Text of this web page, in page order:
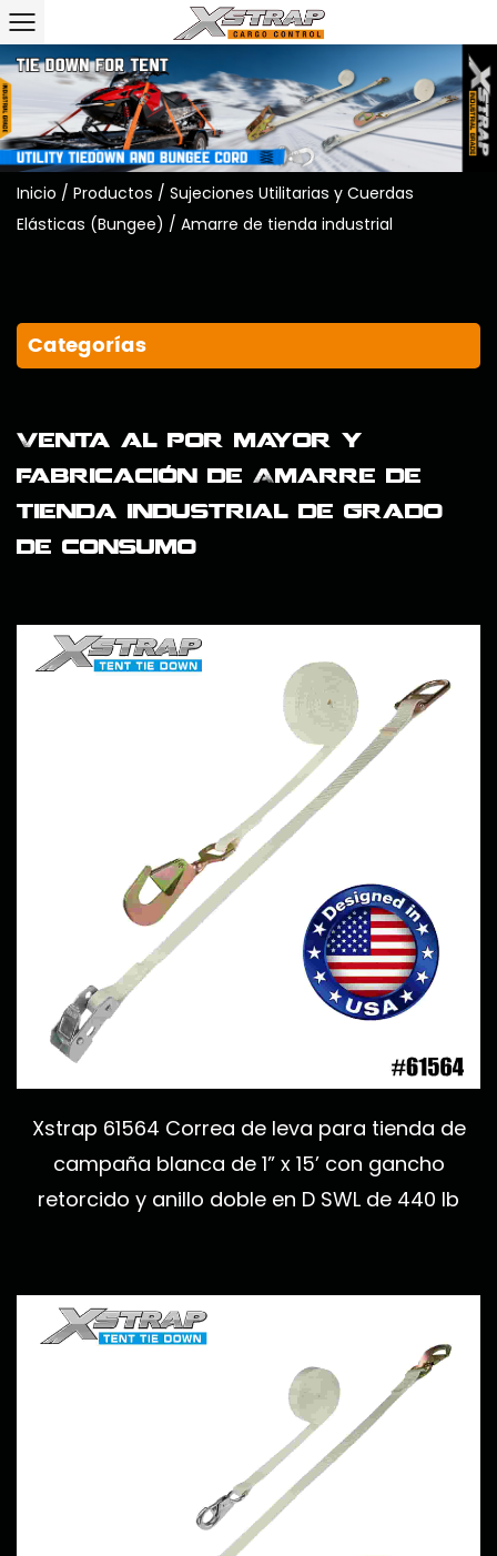
Inicio / Productos / Sujeciones Utilitarias y Cuerdas
Elásticas (Bungee) / Amarre de tienda industrial
Categorías
Venta al por mayor y
fabricación de Amarre de
tienda industrial de grado
de consumo
Xstrap 61564 Correa de leva para tienda de
campaña blanca de 1” x 15’ con gancho
retorcido y anillo doble en D SWL de 440 lb